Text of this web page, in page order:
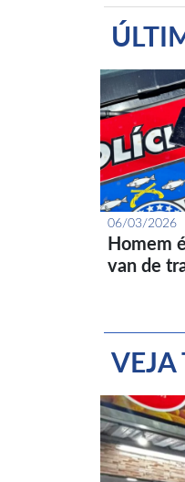
06/03/2026
Homem
van de
VEJA